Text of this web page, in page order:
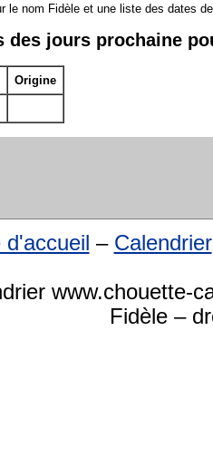
le nom Fidèle et une liste des dates
des jours prochaine
Origine
d'accueil – Calendrier
www.chouette-
Fidèle –